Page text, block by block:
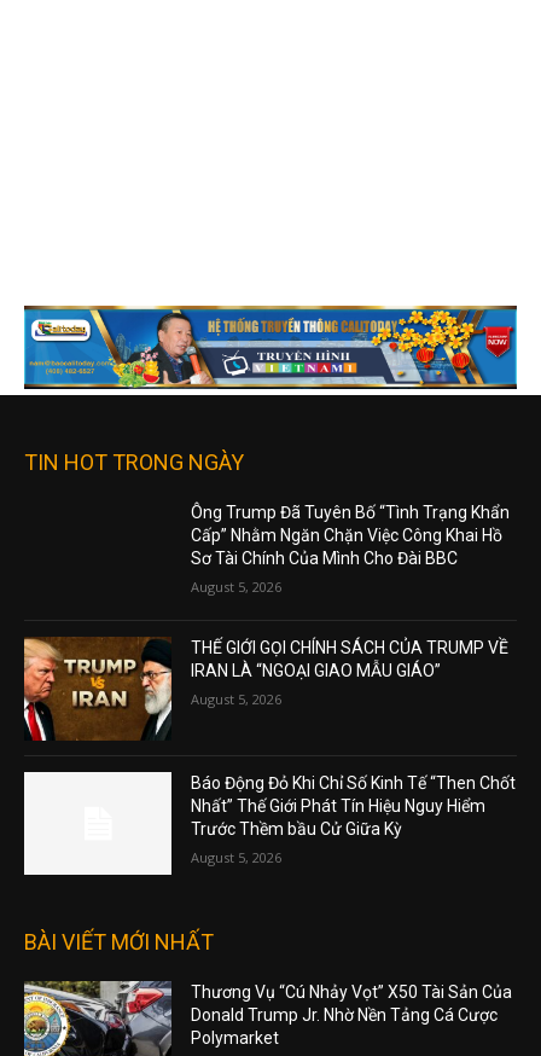
TIN HOT TRONG NGÀY
Ông Trump Đã Tuyên Bố “Tình Trạng Khẩn
Cấp” Nhằm Ngăn Chặn Việc Công Khai Hồ
Sơ Tài Chính Của Mình Cho Đài BBC
August 5, 2026
THẾ GIỚI GỌI CHÍNH SÁCH CỦA TRUMP VỀ
IRAN LÀ “NGOẠI GIAO MẪU GIÁO”
August 5, 2026
Báo Động Đỏ Khi Chỉ Số Kinh Tế “Then Chốt
Nhất” Thế Giới Phát Tín Hiệu Nguy Hiểm
Trước Thềm bầu Cử Giữa Kỳ
August 5, 2026
BÀI VIẾT MỚI NHẤT
Thương Vụ “Cú Nhảy Vọt” X50 Tài Sản Của
Donald Trump Jr. Nhờ Nền Tảng Cá Cược
Polymarket